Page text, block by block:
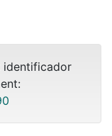
identificador